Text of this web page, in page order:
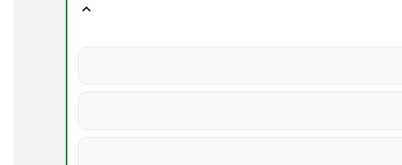
expand_more